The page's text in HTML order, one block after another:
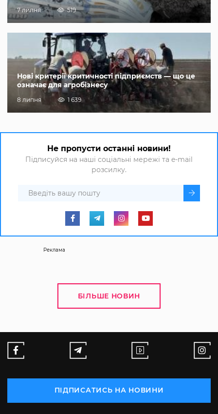
7 липня 519
Нові критерії критичності підприємств — що це
означає для агробізнесу
8 липня 1 639
Не пропусти останні новини!
Підписуйся на наші соціальні мережі та e-mail
розсилку.
Реклама
БІЛЬШЕ НОВИН
ПІДПИСАТИСЬ НА НОВИНИ